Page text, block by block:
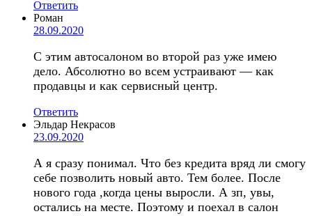
Ответить
Роман
28.09.2020
С этим автосалоном во второй раз уже имею
дело. Абсолютно во всем устраивают — как
продавцы и как сервисный центр.
Ответить
Эльдар Некрасов
23.09.2020
А я сразу понимал. Что без кредита вряд ли смогу
себе позволить новый авто. Тем более. После
нового года ,когда цены выросли. А зп, увы,
остались на месте. Поэтому и поехал в салон